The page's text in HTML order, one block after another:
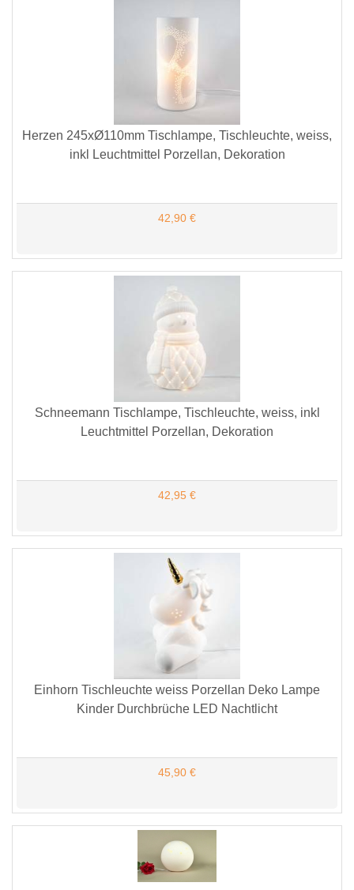
Herzen 245xØ110mm Tischlampe, Tischleuchte, weiss,
inkl Leuchtmittel Porzellan, Dekoration
42,90 €
Schneemann Tischlampe, Tischleuchte, weiss, inkl
Leuchtmittel Porzellan, Dekoration
42,95 €
Einhorn Tischleuchte weiss Porzellan Deko Lampe
Kinder Durchbrüche LED Nachtlicht
45,90 €